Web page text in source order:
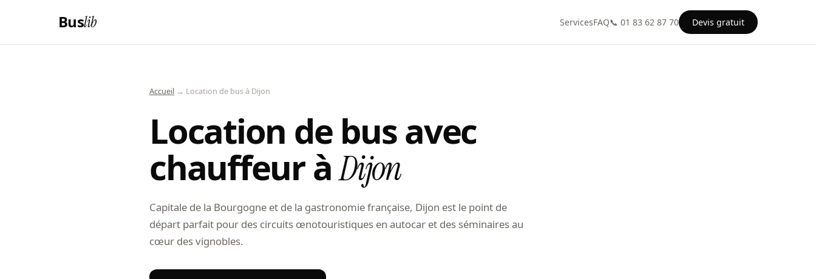
Buslib ServicesFAQ📞 01 83 62 87 70 Devis gratuit
Accueil → Location de bus à Dijon
Location de bus avec
chauffeur àDijon
Capitale de la Bourgogne et de la gastronomie française, Dijon est le point de
départ parfait pour des circuits œnotouristiques en autocar et des séminaires au
cœur des vignobles.